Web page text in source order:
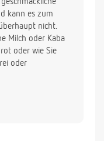
kann es zum
nicht.
Milch oder Kaba
oder wie Sie
oder